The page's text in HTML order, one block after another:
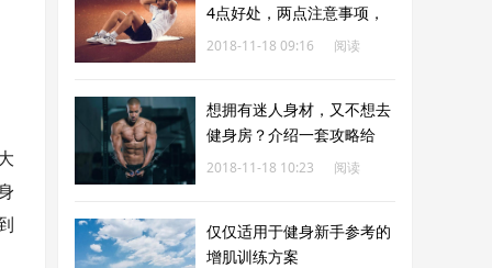
4点好处，两点注意事项，
你都知道吗？
2018-11-18 09:16
阅读
想拥有迷人身材，又不想去
健身房？介绍一套攻略给
你！
2018-11-18 10:23
阅读
仅仅适用于健身新手参考的
增肌训练方案